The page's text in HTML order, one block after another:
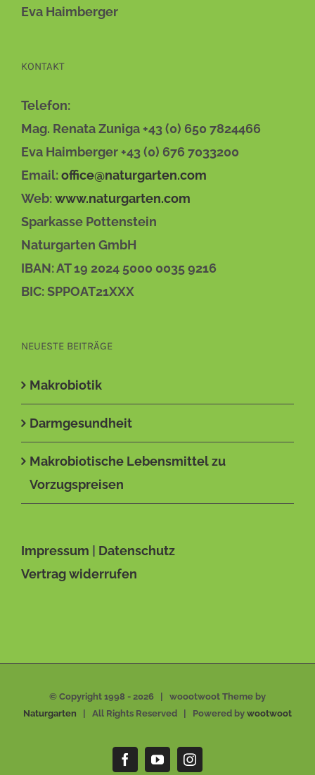
Eva Haimberger
KONTAKT
Telefon:
Mag. Renata Zuniga +43 (0) 650 7824466
Eva Haimberger +43 (0) 676 7033200
Email:office@naturgarten.com
Web:www.naturgarten.com
Sparkasse Pottenstein
Naturgarten GmbH
IBAN: AT 19 2024 5000 0035 9216
BIC: SPPOAT21XXX
NEUESTE BEITRÄGE
Makrobiotik
Darmgesundheit
Makrobiotische Lebensmittel zu
Vorzugspreisen
Impressum | Datenschutz
Vertrag widerrufen
© Copyright 1998 - 2026 | woootwoot Theme by
Naturgarten | All Rights Reserved | Powered by wootwoot
FacebookYouTubeInstagram